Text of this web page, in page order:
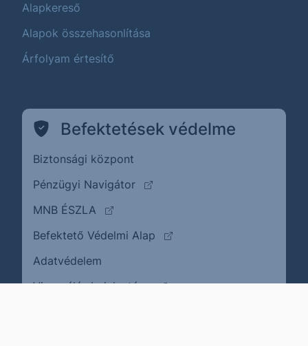
Alapkereső
Alapok összehasonlítása
Árfolyam értesítő
Befektetések védelme
Biztonsági központ
Pénzügyi Navigátor
(külső oldalra ugrik)
MNB ÉSZLA
(külső oldalra ugrik)
Befektető Védelmi Alap
(külső oldalra ugrik)
Adatvédelem
Visszaélés bejelentése(külső oldalra ugrik)